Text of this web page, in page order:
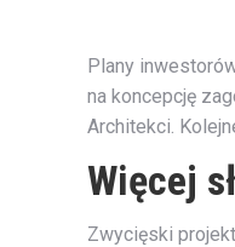
Plany
na koncepcję
Architekci.
Więcej
Zwycięski